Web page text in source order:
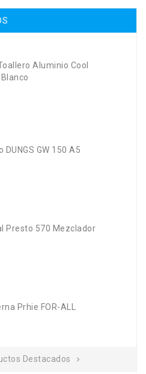
Aluminio Cool
DUNGS GW 150 A5
Presto 570 Mezclador
Prhie FOR-ALL
Destacados 